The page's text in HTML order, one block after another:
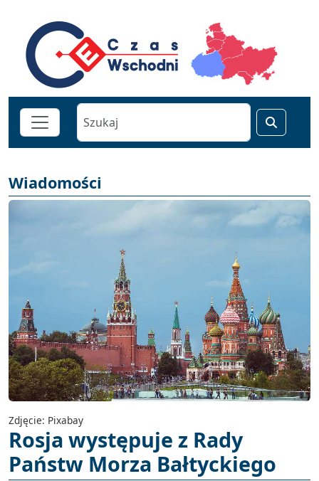
Wiadomości
Zdjęcie: Pixabay
Rosja występuje z Rady
Państw Morza Bałtyckiego